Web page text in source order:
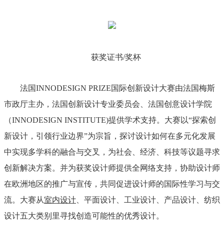
获奖证书/奖杯
法国INNODESIGN PRIZE国际创新设计大赛由法国梅斯
市政厅主办，法国创新设计专业委员会、法国创意设计学院
（INNODESIGN INSTITUTE)提供学术支持。大赛以“探索创
新设计，引领行业边界”为宗旨，探讨设计如何在多元化发展
中实现多学科的融合与交叉，为社会、经济、科技等议题寻求
创新解决方案。并为获奖设计师提供全网络支持，协助设计师
在欧洲地区的推广与宣传，共同促进设计师的国际性学习与交
流。大赛从室内设计 、平面设计、工业设计、产品设计、纺织
设计五大类别里寻找创造可能性的优秀设计。